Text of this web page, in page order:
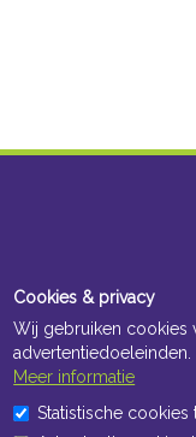
Cookies & privacy
Wij gebruiken cookies
advertentiedoeleinden.
Meer informatie
Statistische cookies